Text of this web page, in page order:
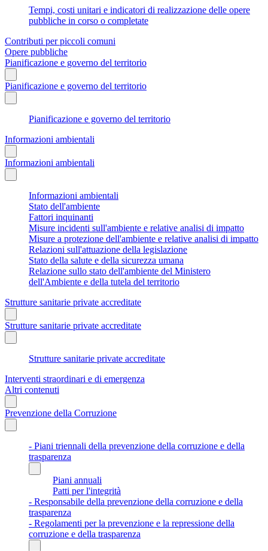
Tempi, costi unitari e indicatori di realizzazione delle opere
pubbliche in corso o completate
Contributi per piccoli comuni
Opere pubbliche
Pianificazione e governo del territorio
Pianificazione e governo del territorio
Pianificazione e governo del territorio
Informazioni ambientali
Informazioni ambientali
Informazioni ambientali
Stato dell'ambiente
Fattori inquinanti
Misure incidenti sull'ambiente e relative analisi di impatto
Misure a protezione dell'ambiente e relative analisi di impatto
Relazioni sull'attuazione della legislazione
Stato della salute e della sicurezza umana
Relazione sullo stato dell'ambiente del Ministero
dell'Ambiente e della tutela del territorio
Strutture sanitarie private accreditate
Strutture sanitarie private accreditate
Strutture sanitarie private accreditate
Interventi straordinari e di emergenza
Altri contenuti
Prevenzione della Corruzione
- Piani triennali della prevenzione della corruzione e della
trasparenza
Piani annuali
Patti per l'integrità
- Responsabile della prevenzione della corruzione e della
trasparenza
- Regolamenti per la prevenzione e la repressione della
corruzione e della trasparenza